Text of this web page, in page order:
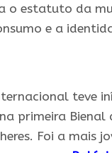
o estatuto da
e a
teve
na primeira Bienal
Foi a mais